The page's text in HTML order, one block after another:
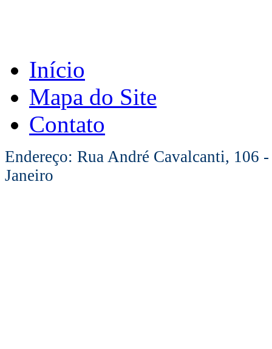
Início
Mapa do Site
Contato
Endereço: Rua André Cavalcanti, 106
Janeiro